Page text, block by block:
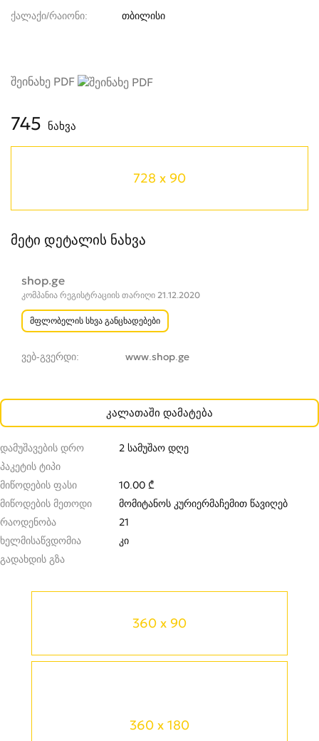
კალათაში დამატება
დამუშავების დრო
2 სამუშაო დღე
პაკეტის ტიპი
მიწოდების ფასი
10.00 ₾
მიწოდების მეთოდი
მომიტანოს კურიერმაჩემით წავიღებ
რაოდენობა
21
ხელმისაწვდომია
კი
გადახდის გზა
360 x 90
360 x 180
ქალაქი/რაიონი თბილისი
შეინახე PDF
745 ნახვა
728 x 90
მეტი დეტალის ნახვა
shop.ge
კომპანია რეგისტრაციის თარიღი 21.12.2020
მფლობელის სხვა განცხადებები
ვებ-გვერდი www.shop.ge